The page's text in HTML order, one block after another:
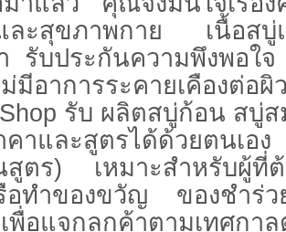
ละสุขภาพกาย เนื้อสบู่แ
ำ รับประกันความพึงพอใ
มีอาการระคายเคือง
Shop รับ ผลิตสบู่ก้อน สบู่
คาและสูตรได้ด้วยตนเ
สูตร) เหมาะสำหรับผู้ที่ต้
ทำของขวัญ ของชำร่
พื่อแจกลูกค้าตามเทศกา